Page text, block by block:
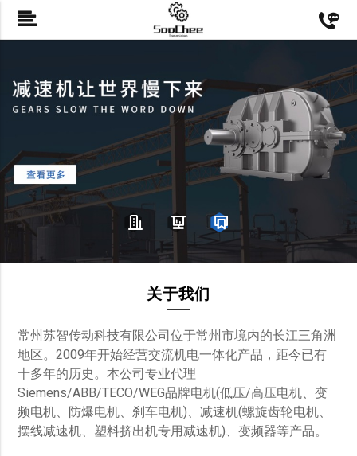
关于我们
常州苏智传动科技有限公司位于常州市境内的长江三角洲
地区。2009年开始经营交流机电一体化产品，距今已有
十多年的历史。本公司专业代理
Siemens/ABB/TECO/WEG品牌电机(低压/高压电机、变
频电机、防爆电机、刹车电机)、减速机(螺旋齿轮电机、
摆线减速机、塑料挤出机专用减速机)、变频器等产品。